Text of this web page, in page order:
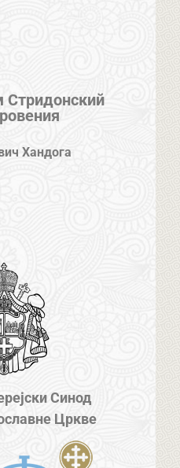
Хандога
Синод
Цркве